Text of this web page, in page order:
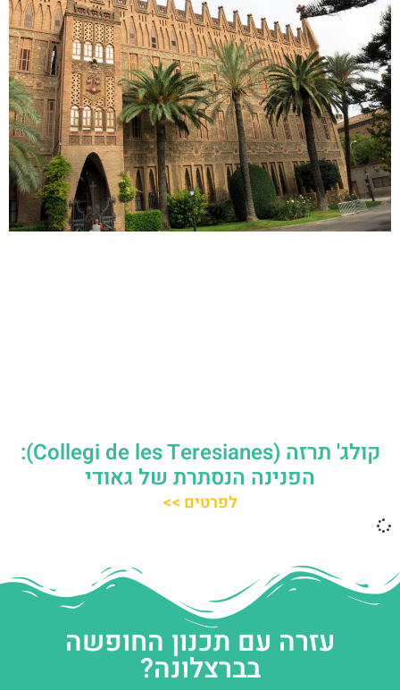
קולג' תרזה (Collegi de les Teresianes):
הפנינה הנסתרת של גאודי
לפרטים >>
עזרה עם תכנון החופשה
בברצלונה?